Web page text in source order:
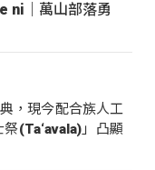
ni｜萬山部落勇
，現今配合族人工
(Ta‘avala)」凸顯